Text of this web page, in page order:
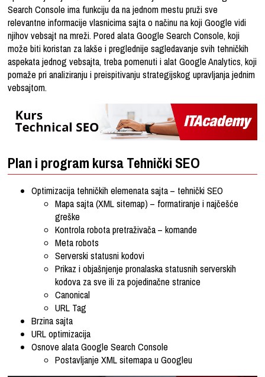
Search Console ima funkciju da na jednom mestu pruži sve
relevantne informacije vlasnicima sajta o načinu na koji Google vidi
njihov vebsajt na mreži. Pored alata Google Search Console, koji
može biti koristan za lakše i preglednije sagledavanje svih tehničkih
aspekata jednog vebsajta, treba pomenuti i alat Google Analytics, koji
pomaže pri analiziranju i preispitivanju strategijskog upravljanja jednim
vebsajtom.
Plan i program kursa Tehnički SEO
Optimizacija tehničkih elemenata sajta – tehnički SEO
Mapa sajta (XML sitemap) – formatiranje i najčešće
greške
Kontrola robota pretraživača – komande
Meta robots
Serverski statusni kodovi
Prikaz i objašnjenje pronalaska statusnih serverskih
kodova za sve ili za pojedinačne stranice
Canonical
URL Tag
Brzina sajta
URL optimizacija
Osnove alata Google Search Console
Postavljanje XML sitemapa u Googleu